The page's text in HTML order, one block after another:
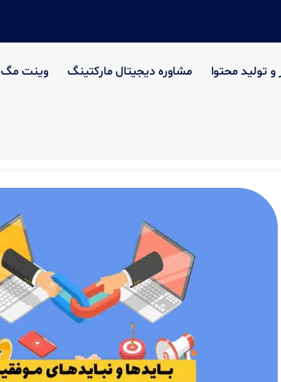
تولید محتوا مشاوره دیجیتال مارکتینگ وینت مگ